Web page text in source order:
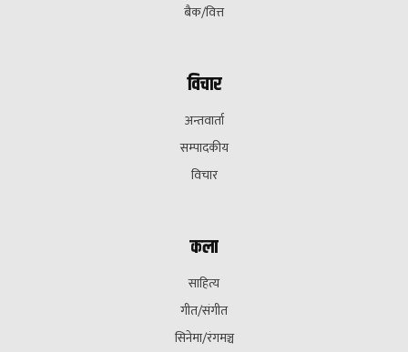
बैक/वित्त
विचार
अन्तवार्ता
सम्पादकीय
विचार
कला
साहित्य
गीत/संगीत
सिनेमा/रंगमञ्च